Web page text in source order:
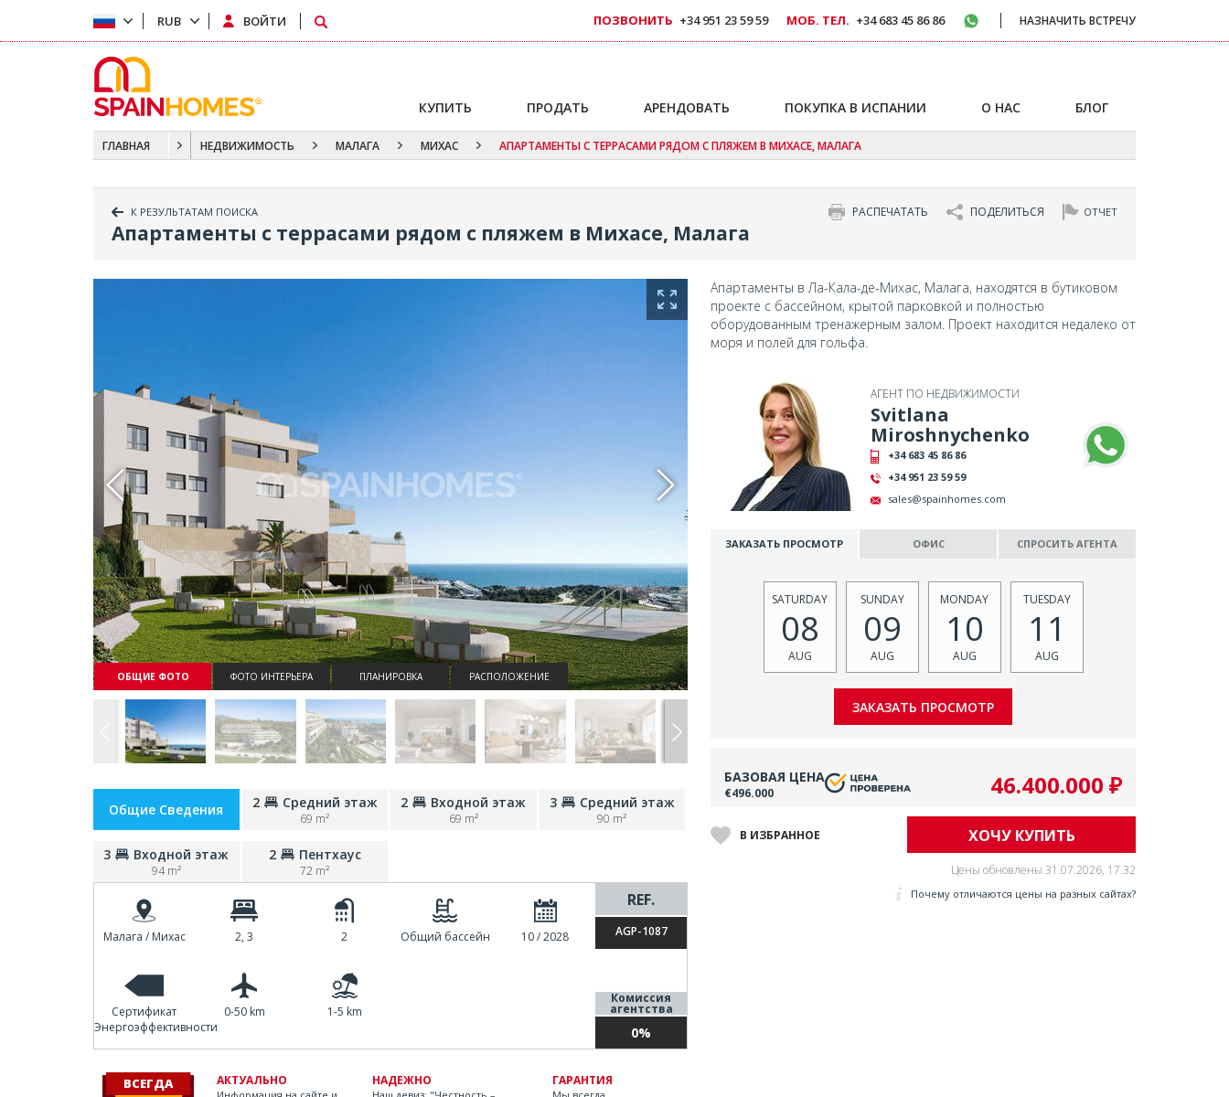
ГЛАВНАЯ НЕДВИЖИМОСТЬ МАЛАГА МИХАС АПАРТАМЕНТЫ С ТЕРРАСАМИ РЯДОМ С ПЛЯЖЕМ В МИХАСЕ, МАЛАГА
К РЕЗУЛЬТАТАМ ПОИСКА ОТЧЕТ
ПОДЕЛИТЬСЯ
РАСПЕЧАТАТЬ
Апартаменты с террасами рядом с пляжем в Михасе, Малага
ОБЩИЕ ФОТО ФОТО ИНТЕРЬЕРА ПЛАНИРОВКА РАСПОЛОЖЕНИЕ
Общие Сведения 2 Средний этаж
69 m²
2 Входной этаж
69 m²
3 Средний этаж
90 m²
3 Входной этаж
94 m²
2 Пентхаус
72 m²
REF.
AGP-1087
Комиссия
агентства
0%
Малага / Михас 2, 3 2 Общий бассейн 10 / 2028
Сертификат
Энергоэффективности
0-50 km 1-5 km
ВСЕГДА АКТУАЛЬНО НАДЕЖНО ГАРАНТИЯ
Апартаменты в Ла-Кала-де-Михас, Малага, находятся в бутиковом
проекте с бассейном, крытой парковкой и полностью
оборудованным тренажерным залом. Проект находится недалеко от
моря и полей для гольфа.
АГЕНТ ПО НЕДВИЖИМОСТИ
Svitlana
Miroshnychenko
+34 683 45 86 86
+34 951 23 59 59
sales@spainhomes.com
Whatsapp
ЗАКАЗАТЬ ПРОСМОТР ОФИС СПРОСИТЬ АГЕНТА
SATURDAY
08
AUG
SUNDAY
09
AUG
MONDAY
10
AUG
TUESDAY
11
AUG
БАЗОВАЯ ЦЕНА
€496.000 46.400.000 ₽
В ИЗБРАННОЕ ХОЧУ КУПИТЬ
Цены обновлены 31.07.2026, 17.32
Почему отличаются цены на разных сайтах?
RUB ВОЙТИ ПОЗВОНИТЬ +34 951 23 59 59 МОБ. ТЕЛ. +34 683 45 86 86 НАЗНАЧИТЬ ВСТРЕЧУ
КУПИТЬ ПРОДАТЬ АРЕНДОВАТЬ ПОКУПКА В ИСПАНИИ О НАС БЛОГ